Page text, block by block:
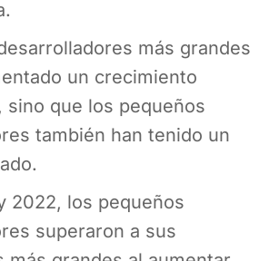
más grandes
un crecimiento
sino que los pequeños
también han tenido un
2022, los pequeños
superaron a sus